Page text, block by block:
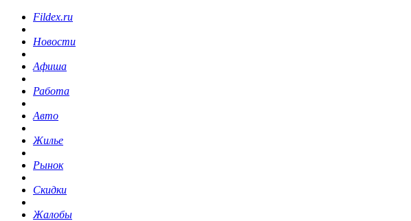
Fildex.ru
Новости
Афиша
Работа
Авто
Жилье
Рынок
Скидки
Жалобы